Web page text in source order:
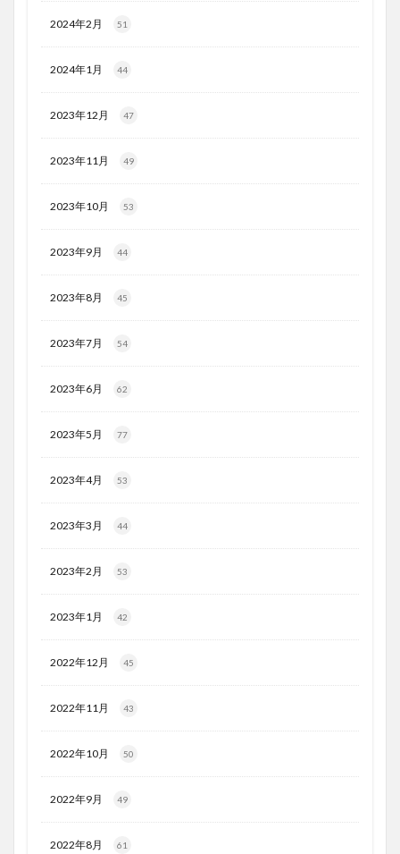
2024年2月 51
2024年1月 44
2023年12月 47
2023年11月 49
2023年10月 53
2023年9月 44
2023年8月 45
2023年7月 54
2023年6月 62
2023年5月 77
2023年4月 53
2023年3月 44
2023年2月 53
2023年1月 42
2022年12月 45
2022年11月 43
2022年10月 50
2022年9月 49
2022年8月 61